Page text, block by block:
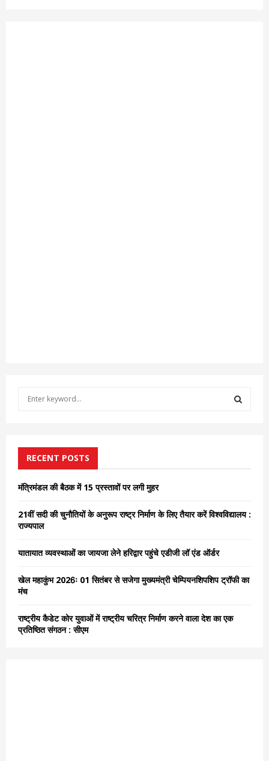
f
o
C
RECENT POSTS
मंत्रिमंडल की बैठक में 15 प्रस्तावों पर लगी मुहर
21वीं सदी की चुनौतियों के अनुरूप राष्ट्र निर्माण के लिए तैयार करें विश्वविद्यालय :
राज्यपाल
यातायात व्यवस्थाओं का जायजा लेने हरिद्वार पहुंचे एडीजी लॉ एंड ऑर्डर
खेल महाकुंभ 2026ः 01 सितंबर से सजेगा मुख्यमंत्री चेम्पियनशिपशिप ट्रॉफी का
मंच
राष्ट्रीय कैडेट कोर युवाओं में राष्ट्रीय चरित्र निर्माण करने वाला देश का एक
प्रतिष्ठित संगठन : सीएम